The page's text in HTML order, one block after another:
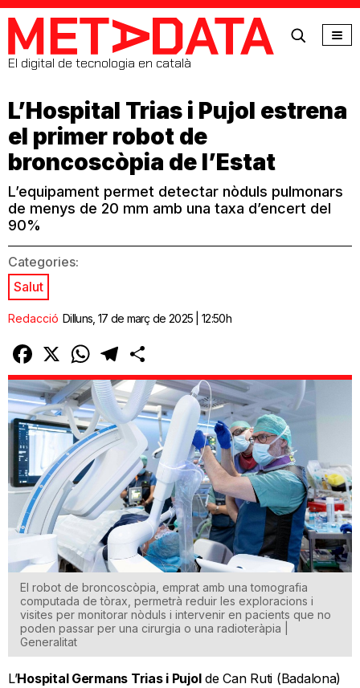
MetaData
El digital de tecnologia en català
L’Hospital Trias i Pujol estrena
el primer robot de
broncoscòpia de l’Estat
L’equipament permet detectar nòduls pulmonars
de menys de 20 mm amb una taxa d’encert del
90%
Categories:
Salut
Redacció Dilluns, 17 de març de 2025 | 12:50h
Facebook
X WhatsAppTelegram
El robot de broncoscòpia, emprat amb una tomografia
computada de tòrax, permetrà reduir les exploracions i
visites per monitorar nòduls i intervenir en pacients que no
poden passar per una cirurgia o una radioteràpia |
Generalitat
L’Hospital Germans Trias i Pujolde Can Ruti (Badalona)